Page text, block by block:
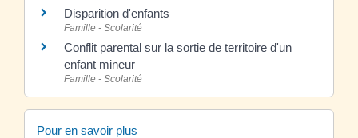
Disparition d'enfants
Famille - Scolarité
Conflit parental sur la sortie de territoire d'un
enfant mineur
Famille - Scolarité
Pour en savoir plus